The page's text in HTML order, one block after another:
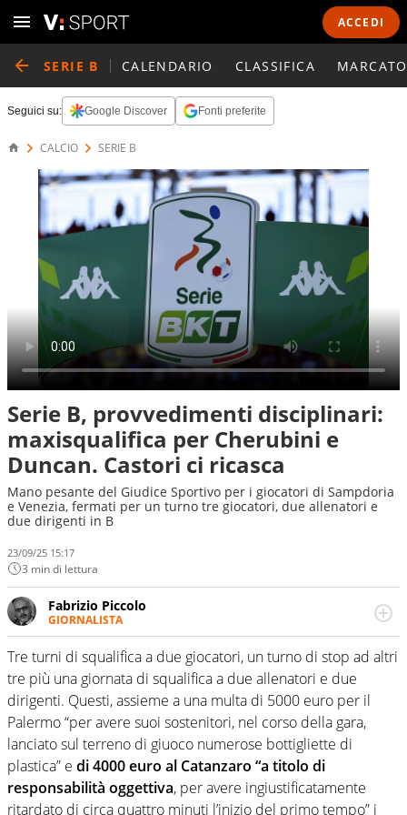
ACCEDI
SERIE B CALENDARIO CLASSIFICA
Seguici su: Google Discover Fonti preferite
CALCIO SERIE B
Serie B, provvedimenti disciplinari:
maxisqualifica per Cherubini e
Duncan. Castori ci ricasca
Mano pesante del Giudice Sportivo per i giocatori di Sampdoria
e Venezia, fermati per un turno tre giocatori, due allenatori e
due dirigenti in B
23/09/25 15:17
3 min di lettura
Fabrizio Piccolo
GIORNALISTA
Nella sua carriera ha seguito numerose manifestazioni
sportive e collaborato con agenzie e testate. Esperienza,
competenza, conoscenza e memoria storica. Si occupa
prevalentemente di calcio
Tre turni di squalifica a due giocatori, un turno di stop ad altri
tre più una giornata di squalifica a due allenatori e due
dirigenti. Questi, assieme a una multa di 5000 euro per il
Palermo “per avere suoi sostenitori, nel corso della gara,
lanciato sul terreno di giuoco numerose bottigliette di
plastica” e di 4000 euro al Catanzaro “a titolo di
responsabilità oggettiva, per avere ingiustificatamente
ritardato di circa quattro minuti l’inizio del primo tempo” i